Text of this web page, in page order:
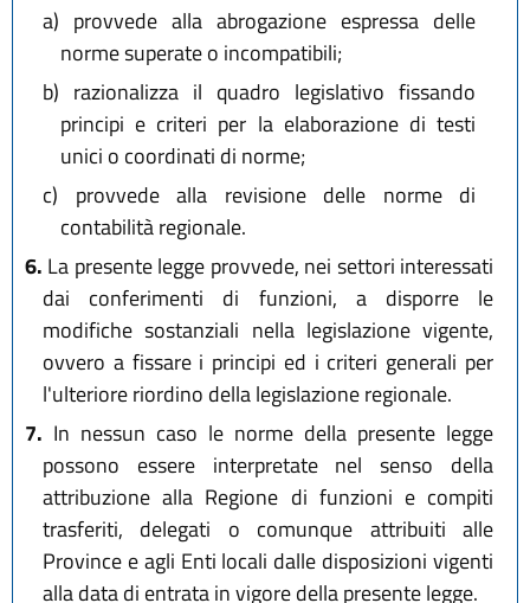
a) provvede alla abrogazione espressa delle
norme superate o incompatibili;
b) razionalizza il quadro legislativo fissando
principi e criteri per la elaborazione di testi
unici o coordinati di norme;
c) provvede alla revisione delle norme di
contabilità regionale.
6. La presente legge provvede, nei settori interessati
dai conferimenti di funzioni, a disporre le
modifiche sostanziali nella legislazione vigente,
ovvero a fissare i principi ed i criteri generali per
l'ulteriore riordino della legislazione regionale.
7. In nessun caso le norme della presente legge
possono essere interpretate nel senso della
attribuzione alla Regione di funzioni e compiti
trasferiti, delegati o comunque attribuiti alle
Province e agli Enti locali dalle disposizioni vigenti
alla data di entrata in vigore della presente legge.